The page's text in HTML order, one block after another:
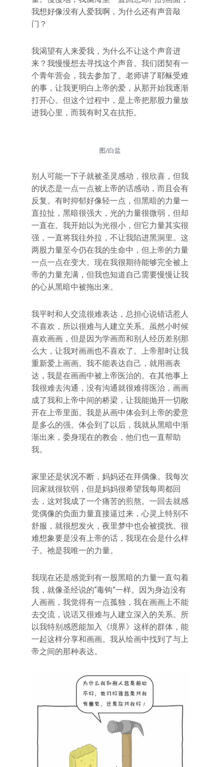
我想好像没有人爱我啊，为什么还有声音敲
门？
我渴望有人来爱我，为什么不让这个声音进
来？我慢慢想去寻找这个声音。我们团契有一
个青年营会，我去参加了。老师讲了耶稣受难
的事，让我更明白上帝的爱，从那开始我逐渐
打开心。但这个过程中，是上帝把那股力量放
进我心里，而我有时又在抗拒。
图/白盐
别人可能一下子就被圣灵感动，很欣喜，但我
的状态是一点一点被上帝的话感动，而且会有
反复。有时抑郁好像轻一点，但黑暗的力量一
直拉扯，黑暗很强大，光的力量很微弱，但却
一直在。我开始以为光很小，但它力量其实很
强，一直将我往外拉，不让我陷进黑洞里。这
两股力量至今仍在我的生命中，但上帝的力量
一点一点在变大。现在我很期待能够完全被上
帝的力量充满，但我也知道自己需要慢慢让我
的心从黑暗中被拖出来。
我平时和人交流很难表达，总担心说错话惹人
不喜欢，所以很难与人建立关系。虽然小时候
喜欢画画，但是因为学画而和别人经历差别那
么大，让我对画画也不喜欢了。上帝那时让我
重新爱上画画。我不能表达自己，就用画表
达，我是在画画中被上帝医治的。在其他事上
我很难去沟通，没有沟通就很难得医治，画画
成了我和上帝中间的桥梁，让我能抛开一切敞
开在上帝里面。我是从画中体会到上帝的爱意
是多么的强。体会到了以后，我就从黑暗中渐
渐出来，委身现在的教会，他们也一直帮助
我。
家里还是状况不断，妈妈还在拜偶像。我每次
回家就很软弱，但是妈妈很希望我每周都回
去，这对我成了一个痛苦的煎熬。一回去就感
觉偶像的负面力量直接逼过来，心灵上特别不
舒服，就很想发火，夜里梦中也会被搅扰。很
难想象要是没有上帝的话，我现在会是什么样
子。祂是我唯一的力量。
我现在还是感觉到有一股黑暗的力量一直勾着
我，就像圣经说的“毒钩”一样。因为身边没有
人画画，我觉得有一点孤独，我在画画上不能
去交流，说话又很难与人建立深入的关系。所
以我特别感恩能加入《境界》这样的群体，能
一起这样分享和画画。我从绘画中找到了与上
帝之间的那种表达。